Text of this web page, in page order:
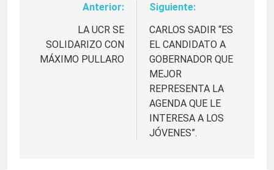
Navegación
entradas
Anterior:
LA UCR SE
SOLIDARIZO CON
MÁXIMO PULLARO
Siguiente:
CARLOS SADIR “ES
EL CANDIDATO A
GOBERNADOR QUE
MEJOR
REPRESENTA LA
AGENDA QUE LE
INTERESA A LOS
JÓVENES”.